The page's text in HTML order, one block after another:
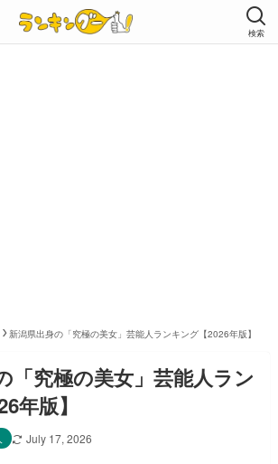
検索
新潟県出身の「究極の美女」芸能人ランキング【2026年版】
「究極の美女」芸能人ラン
年版】
July 17, 2026